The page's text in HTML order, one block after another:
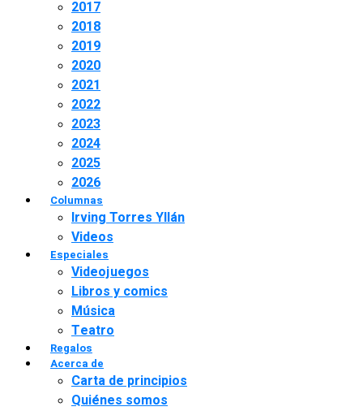
2017
2018
2019
2020
2021
2022
2023
2024
2025
2026
Columnas
Irving Torres Yllán
Videos
Especiales
Videojuegos
Libros y comics
Música
Teatro
Regalos
Acerca de
Carta de principios
Quiénes somos